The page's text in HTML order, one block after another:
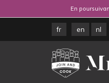
En
fr en nl